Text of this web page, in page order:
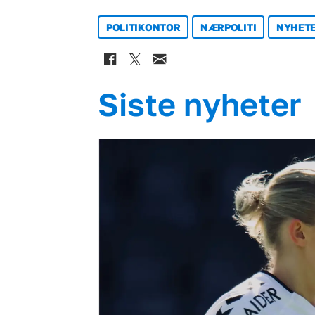
POLITIKONTOR NÆRPOLITI
Siste nyheter